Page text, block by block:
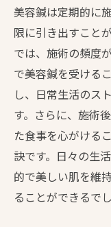
美容鍼は定期的に
限に引き出すこと
では、施術の頻度
で美容鍼を受ける
し、日常生活のス
す。さらに、施術
た食事を心がける
訣です。日々の生
的で美しい肌を維
ることができるでし